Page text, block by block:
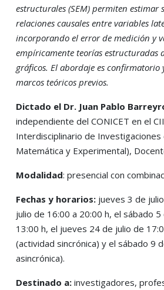
estructurales (SEM) permiten estimar
relaciones causales entre variables
incorporando el error de medición y
empíricamente teorías estructuradas
gráficos. El abordaje es confirmatorio
marcos teóricos previos.
Dictado el Dr. Juan Pablo
independiente del CONICET en el
Interdisciplinario de Investigaciones
Matemática y Experimental),
Modalidad: presencial con
Fechas y horarios: jueves 3 de
julio de 16:00 a 20:00 h, el sábado
13:00 h, el jueves 24 de julio de
(actividad sincrónica) y el sábado 9
asincrónica).
Destinado a: investigadores,